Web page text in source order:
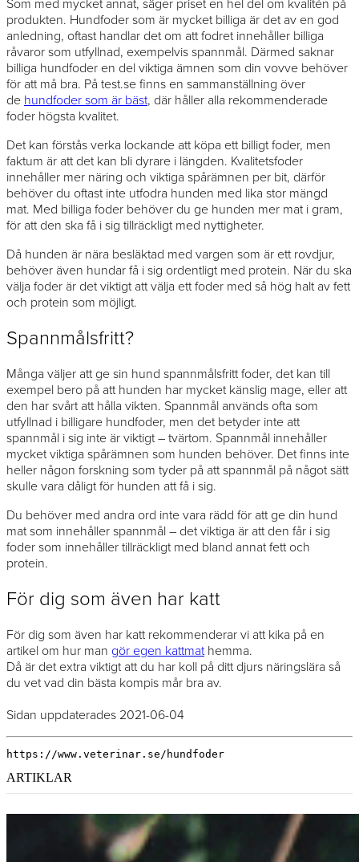
Som med mycket annat, säger priset en hel del om kvalitén på
produkten. Hundfoder som är mycket billiga är det av en god
anledning, oftast handlar det om att fodret innehåller billiga
råvaror som utfyllnad, exempelvis spannmål. Därmed saknar
billiga hundfoder en del viktiga ämnen som din vovve behöver
för att må bra. På test.se finns en sammanställning över
de hundfoder som är bäst, där håller alla rekommenderade
foder högsta kvalitet.
Det kan förstås verka lockande att köpa ett billigt foder, men
faktum är att det kan bli dyrare i längden. Kvalitetsfoder
innehåller mer näring och viktiga spårämnen per bit, därför
behöver du oftast inte utfodra hunden med lika stor mängd
mat. Med billiga foder behöver du ge hunden mer mat i gram,
för att den ska få i sig tillräckligt med nyttigheter.
Då hunden är nära besläktad med vargen som är ett rovdjur,
behöver även hundar få i sig ordentligt med protein. När du ska
välja foder är det viktigt att välja ett foder med så hög halt av fett
och protein som möjligt.
Spannmålsfritt?
Många väljer att ge sin hund spannmålsfritt foder, det kan till
exempel bero på att hunden har mycket känslig mage, eller att
den har svårt att hålla vikten. Spannmål används ofta som
utfyllnad i billigare hundfoder, men det betyder inte att
spannmål i sig inte är viktigt – tvärtom. Spannmål innehåller
mycket viktiga spårämnen som hunden behöver. Det finns inte
heller någon forskning som tyder på att spannmål på något sätt
skulle vara dåligt för hunden att få i sig.
Du behöver med andra ord inte vara rädd för att ge din hund
mat som innehåller spannmål – det viktiga är att den får i sig
foder som innehåller tillräckligt med bland annat fett och
protein.
För dig som även har katt
För dig som även har katt rekommenderar vi att kika på en
artikel om hur man gör egen kattmathemma.
Då är det extra viktigt att du har koll på ditt djurs näringslära så
du vet vad din bästa kompis mår bra av.
Sidan uppdaterades 2021-06-04
https://www.veterinar.se/hundfoder
ARTIKLAR